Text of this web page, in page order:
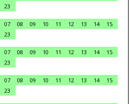
23
07 08 09 10 11 12 13 14
15
23
07 08 09 10 11 12 13 14
15
23
07 08 09 10 11 12 13 14
15
23